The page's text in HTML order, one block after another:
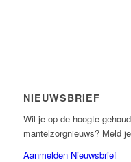
NIEUWSBRIEF
Wil je op de hoogte
mantelzorgnieuws? Meld
Aanmelden Nieuwsbrief